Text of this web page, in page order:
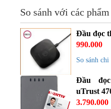
So sánh với các
Đầu đọc
990.000
So sánh
Đầu
uTrust
3.790.000